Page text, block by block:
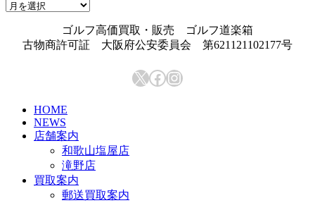
NEWS
ゴルフ高価買取・販売 ゴルフ道楽箱
古物商許可証 大阪府公安委員会 第621121102177号
X Facebook
Instagram
HOME
NEWS
店舗案内
和歌山塩屋店
滝野店
買取案内
郵送買取案内